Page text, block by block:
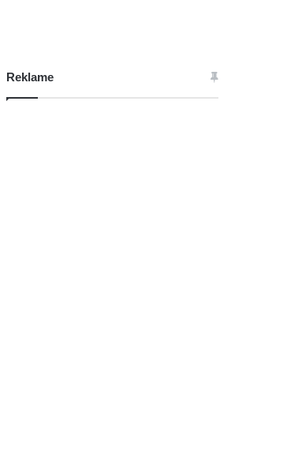
Reklame